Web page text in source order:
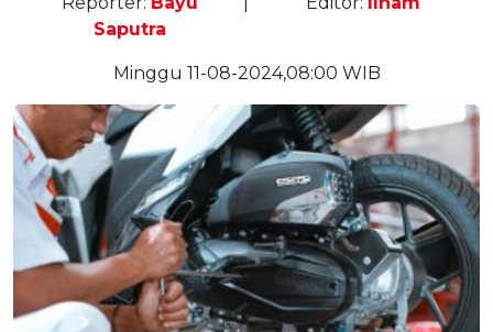
Saputra
Minggu 11-08-2024,08:00 WIB